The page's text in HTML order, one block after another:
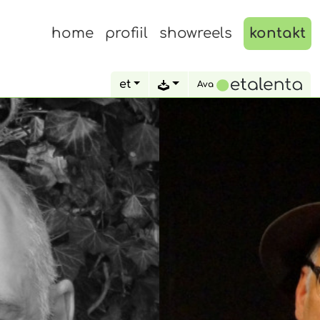
home profiil showreels kontakt
et Ava